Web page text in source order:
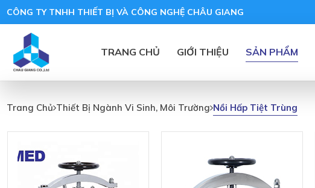
CÔNG TY TNHH THIẾT BỊ VÀ CÔNG NGHỆ CHÂU GIANG
TRANG CHỦ GIỚI THIỆU SẢN PHẨM
Trang Chủ Thiết Bị Ngành Vi Sinh, Môi Trường Nồi Hấp Tiệt Trùng
Nồi
Tiệt
Trùng